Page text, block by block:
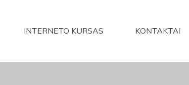
INTERNETO KURSAS KONTAKTAI